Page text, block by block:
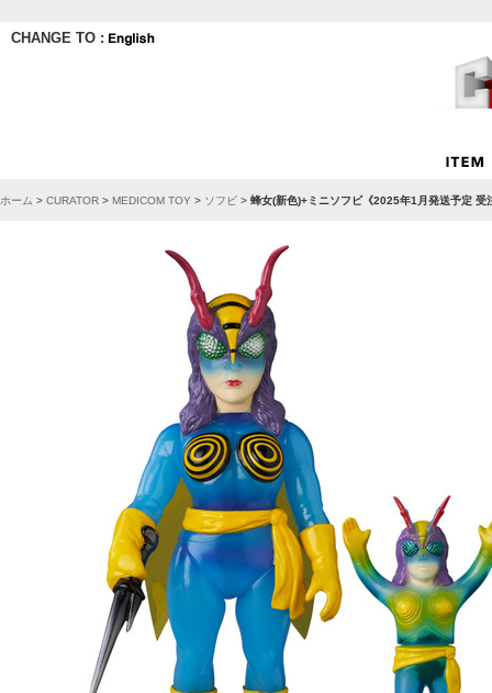
CHANGE TO :
ホーム > CURATOR > MEDICOM TOY > ソフビ > 蜂女(新色)+ミニソフビ《2025年1月発送予定 受